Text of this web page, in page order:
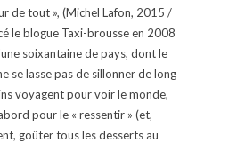
de tout », (Michel Lafon, 2015 /
le blogue Taxi-brousse en 2008
soixantaine de pays, dont le
se lasse pas de sillonner de long
voyagent pour voir le monde,
pour le « ressentir » (et,
goûter tous les desserts au